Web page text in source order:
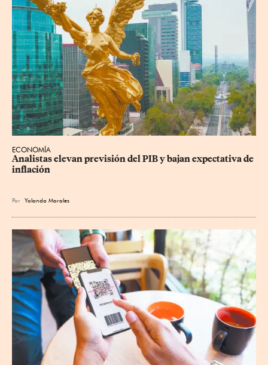
ECONOMÍA
Analistas elevan previsión del PIB y bajan expectativa de
inflación
Por Yolanda Morales